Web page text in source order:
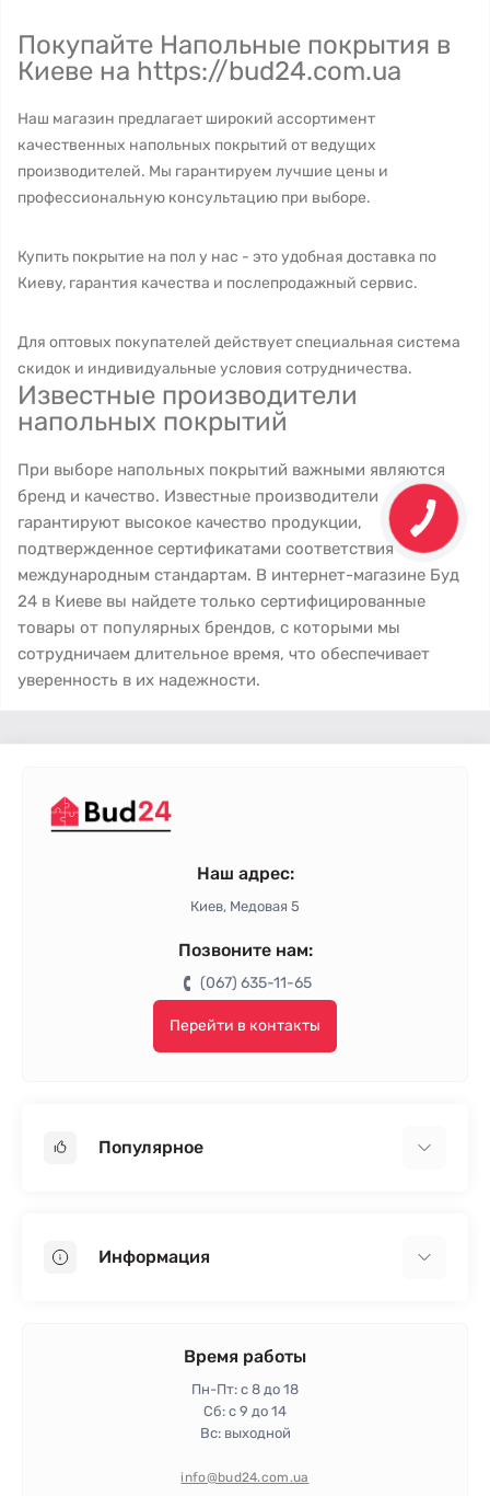
Покупайте Напольные покрытия в
Киеве на https://bud24.com.ua
Наш магазин предлагает широкий ассортимент
качественных напольных покрытий от ведущих
производителей. Мы гарантируем лучшие цены и
профессиональную консультацию при выборе.
Купить покрытие на пол у нас - это удобная доставка по
Киеву, гарантия качества и послепродажный сервис.
Для оптовых покупателей действует специальная система
скидок и индивидуальные условия сотрудничества.
Известные производители
напольных покрытий
При выборе напольных покрытий важными являются
бренд и качество. Известные производители
гарантируют высокое качество продукции,
подтвержденное сертификатами соответствия
международным стандартам. В интернет-магазине Буд
24 в Киеве вы найдете только сертифицированные
товары от популярных брендов, с которыми мы
сотрудничаем длительное время, что обеспечивает
уверенность в их надежности.
Наш адрес:
Киев, Медовая 5
Позвоните нам:
(067) 635-11-65
Перейти в контакты
Популярное
Пенопласт
Информация
Политика конфиденциальности
Время работы
Пн-Пт: с 8 до 18
Сб: с 9 до 14
Вс: выходной
info@bud24.com.ua